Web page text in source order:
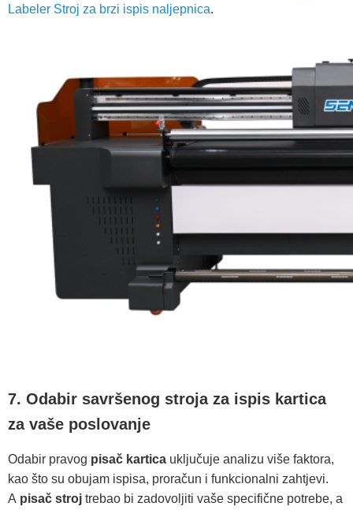
Labeler Stroj za brzi ispis naljepnica.
7. Odabir savršenog stroja za ispis kartica
za vaše poslovanje
Odabir pravog pisač kartica uključuje analizu više faktora,
kao što su obujam ispisa, proračun i funkcionalni zahtjevi.
A pisač stroj trebao bi zadovoljiti vaše specifične potrebe, a